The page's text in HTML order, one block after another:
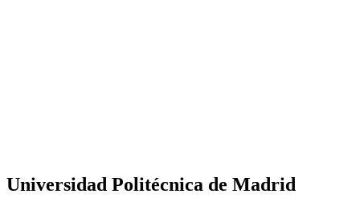
Universidad Politécnica de Madrid